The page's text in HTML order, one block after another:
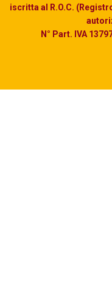
iscritta al R.O.C.
N° Part. IVA